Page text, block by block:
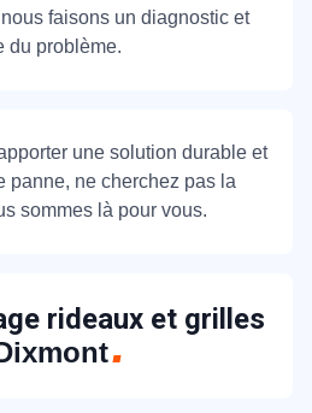
faisons un diagnostic et
du problème.
une solution durable et
panne, ne cherchez pas la
sommes là pour vous.
rideaux et grilles